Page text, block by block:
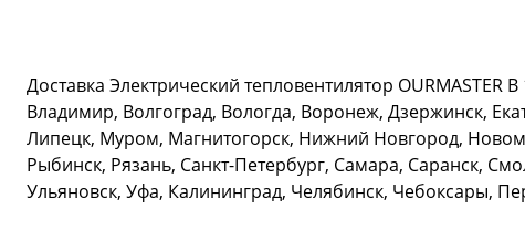
Доставка Электрический тепловентилятор
Владимир, Волгоград, Вологда, Воронеж, Дзержинск,
Липецк, Муром, Магнитогорск, Нижний Новгород,
Рыбинск, Рязань, Санкт-Петербург, Самара, Саранск,
Ульяновск, Уфа, Калининград, Челябинск, Чебоксары,